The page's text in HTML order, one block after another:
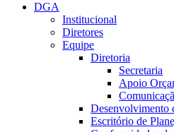
DGA
Institucional
Diretores
Equipe
Diretoria
Secretaria
Apoio
Desenvolvimento
Escritório de